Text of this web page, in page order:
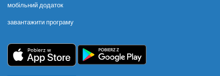
мобільний додаток
завантажити програму